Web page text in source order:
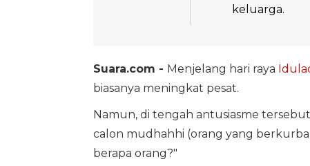
keluarga.
Suara.com - Menjelang hari raya
biasanya meningkat pesat.
Namun, di tengah antusiasme
calon mudhahhi (orang yang
berapa orang?"